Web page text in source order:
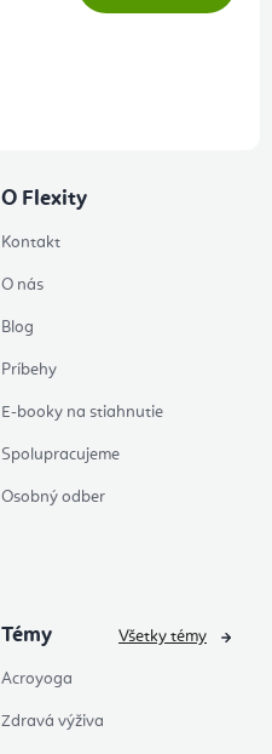
O Flexity
Kontakt
O nás
Blog
Príbehy
E-booky na stiahnutie
Spolupracujeme
Osobný odber
Témy
Acroyoga
Zdravá výživa
Všetky témy